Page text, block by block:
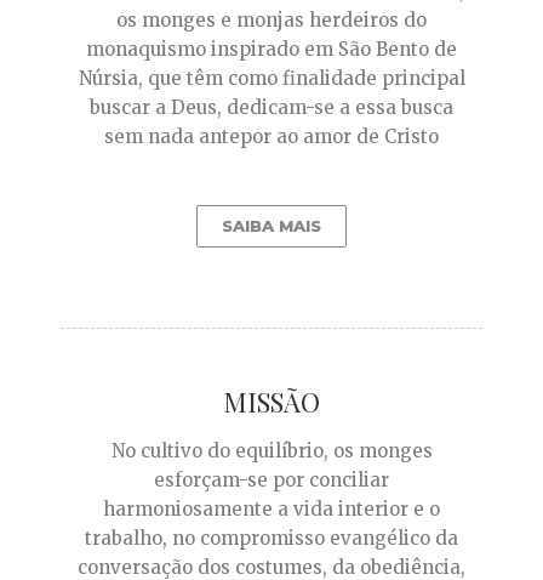
os monges e monjas herdeiros do
monaquismo inspirado em São Bento de
Núrsia, que têm como finalidade principal
buscar a Deus, dedicam-se a essa busca
sem nada antepor ao amor de Cristo
SAIBA MAIS
MISSÃO
No cultivo do equilíbrio, os monges
esforçam-se por conciliar
harmoniosamente a vida interior e o
trabalho, no compromisso evangélico da
conversação dos costumes, da obediência,